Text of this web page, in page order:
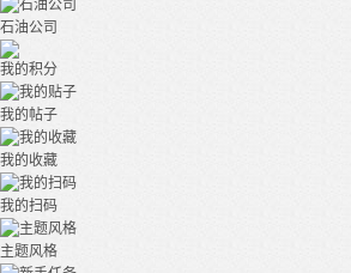
石油公司
我的积分
我的帖子
我的收藏
我的扫码
主题风格